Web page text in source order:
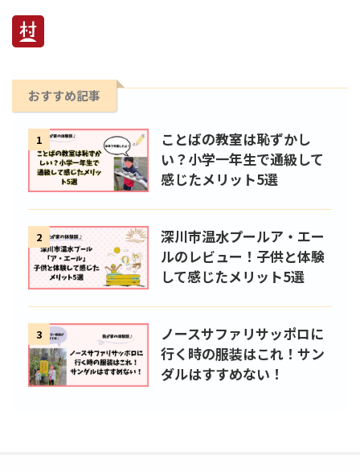
おすすめ記事
1
ことばの教室は恥ずかし
い？小学一年生で通級して
感じたメリット5選
2
深川市温水プールア・エー
ルのレビュー！子供と体験
して感じたメリット5選
3
ノースサファリサッポロに
行く時の服装はこれ！サン
ダルはすすめない！